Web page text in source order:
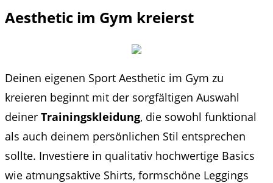
Aesthetic im Gym kreierst
Deinen eigenen Sport Aesthetic im Gym zu
kreieren beginnt mit der sorgfältigen Auswahl
deiner Trainingskleidung, die sowohl funktional
als auch deinem persönlichen Stil entsprechen
sollte. Investiere in qualitativ hochwertige Basics
wie atmungsaktive Shirts, formschöne Leggings